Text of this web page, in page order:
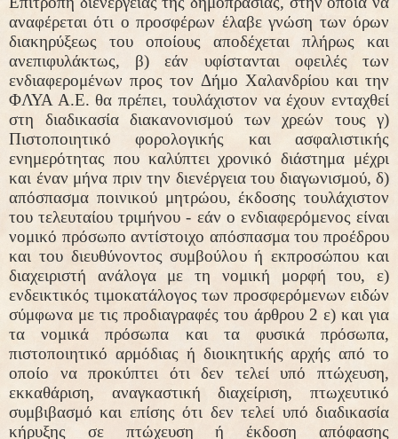
αναφέρεται ότι ο προσφέρων έλαβε γνώση των όρων
διακηρύξεως του οποίους αποδέχεται πλήρως και
ανεπιφυλάκτως, β) εάν υφίστανται οφειλές των
ενδιαφερομένων προς τον Δήμο Χαλανδρίου και την
ΦΛΥΑ Α.Ε. θα πρέπει, τουλάχιστον να έχουν ενταχθεί
στη διαδικασία διακανονισμού των χρεών τους γ)
Πιστοποιητικό φορολογικής και ασφαλιστικής
ενημερότητας που καλύπτει χρονικό διάστημα μέχρι
και έναν μήνα πριν την διενέργεια του διαγωνισμού, δ)
απόσπασμα ποινικού μητρώου, έκδοσης τουλάχιστον
του τελευταίου τριμήνου - εάν ο ενδιαφερόμενος είναι
νομικό πρόσωπο αντίστοιχο απόσπασμα του προέδρου
και του διευθύνοντος συμβούλου ή εκπροσώπου και
διαχειριστή ανάλογα με τη νομική μορφή του, ε)
ενδεικτικός τιμοκατάλογος των προσφερόμενων ειδών
σύμφωνα με τις προδιαγραφές του άρθρου 2 ε) και για
τα νομικά πρόσωπα και τα φυσικά πρόσωπα,
πιστοποιητικό αρμόδιας ή διοικητικής αρχής από το
οποίο να προκύπτει ότι δεν τελεί υπό πτώχευση,
εκκαθάριση, αναγκαστική διαχείριση, πτωχευτικό
συμβιβασμό και επίσης ότι δεν τελεί υπό διαδικασία
κήρυξης σε πτώχευση ή έκδοση απόφασης